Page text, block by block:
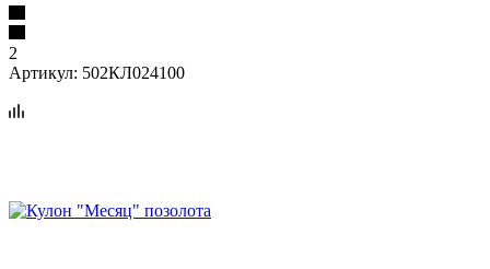
2
Артикул: 502КЛ024100